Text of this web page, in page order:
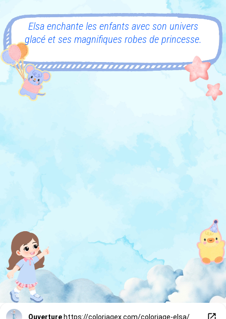
Elsa enchante les enfants avec son univers
glacé et ses magnifiques robes de princesse.
Ouverture https://coloriagex.com/coloriage-elsa/